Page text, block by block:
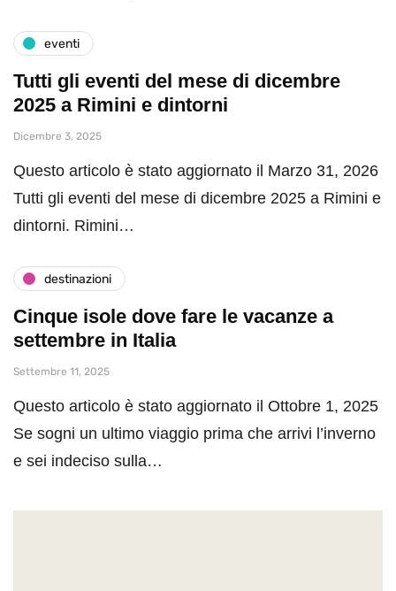
eventi
Tutti gli eventi del mese di dicembre
2025 a Rimini e dintorni
Dicembre 3, 2025
Questo articolo è stato aggiornato il Marzo 31, 2026
Tutti gli eventi del mese di dicembre 2025 a Rimini e
dintorni. Rimini…
destinazioni
Cinque isole dove fare le vacanze a
settembre in Italia
Settembre 11, 2025
Questo articolo è stato aggiornato il Ottobre 1, 2025
Se sogni un ultimo viaggio prima che arrivi l’inverno
e sei indeciso sulla…